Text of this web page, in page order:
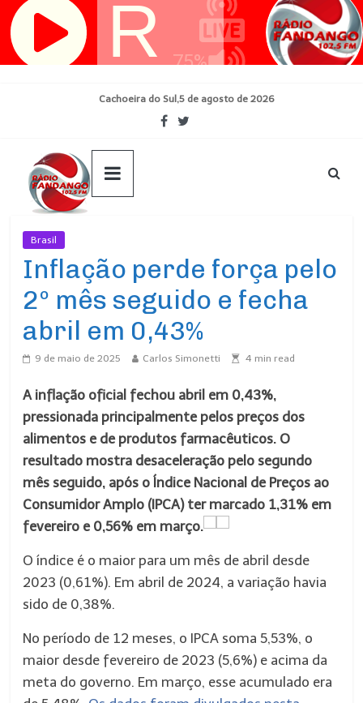
Pular
para
Cachoeira do Sul,5 de agosto de 2026
Brasil
Inflação perde força pelo
2º mês seguido e fecha
abril em 0,43%
9 de maio de 2025 Carlos Simonetti 4 min read
A inflação oficial fechou abril em 0,43%,
pressionada principalmente pelos preços dos
alimentos e de produtos farmacêuticos. O
resultado mostra desaceleração pelo segundo
mês seguido, após o Índice Nacional de Preços ao
Consumidor Amplo (IPCA) ter marcado 1,31% em
fevereiro e 0,56% em março.
O índice é o maior para um mês de abril desde
2023 (0,61%). Em abril de 2024, a variação havia
sido de 0,38%.
No período de 12 meses, o IPCA soma 5,53%, o
maior desde fevereiro de 2023 (5,6%) e acima da
meta do governo. Em março, esse acumulado era